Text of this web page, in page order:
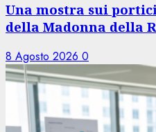
Una mostra sui
della Madonna della
8 Agosto 2026 0